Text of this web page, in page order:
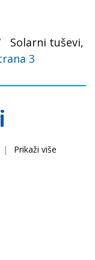
Solarni tuševi,
3
Prikaži više